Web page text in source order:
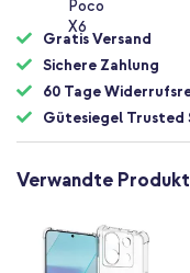
Gratis Versand
Sichere Zahlung
60 Tage
Gütesiegel Trusted
Verwandte